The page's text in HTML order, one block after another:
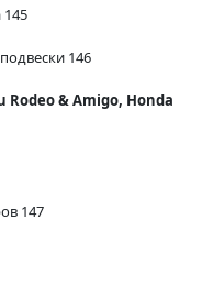
145
146
Rodeo & Amigo, Honda
147